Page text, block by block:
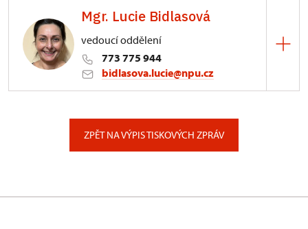
Mgr. Lucie Bidlasová
vedoucí oddělení
773 775 944
bidlasova.lucie@npu.cz
ZPĚT NA VÝPIS TISKOVÝCH ZPRÁV